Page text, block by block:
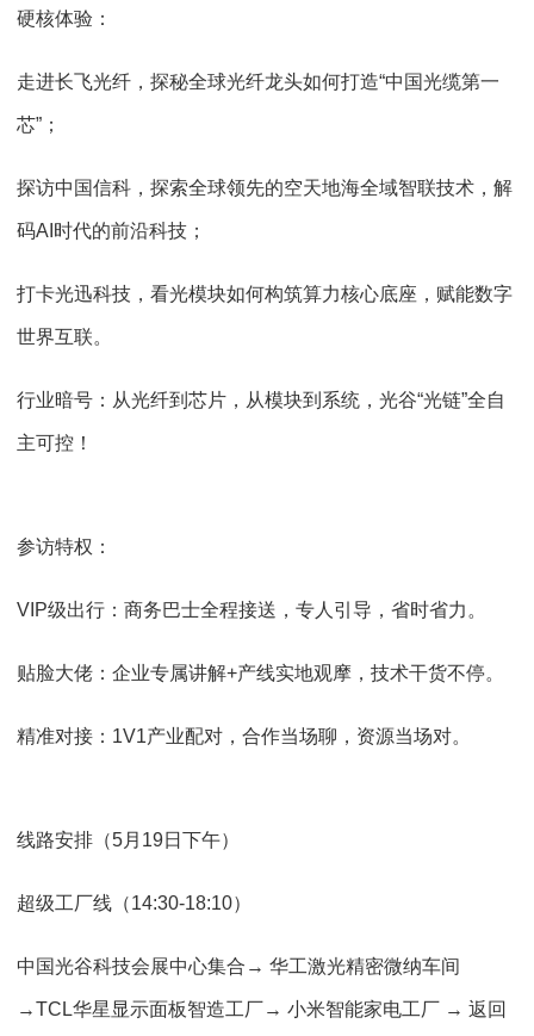
硬核体验：
走进长飞光纤，探秘全球光纤龙头如何打造“中国光缆第一
芯”；
探访中国信科，探索全球领先的空天地海全域智联技术，解
码AI时代的前沿科技；
打卡光迅科技，看光模块如何构筑算力核心底座，赋能数字
世界互联。
行业暗号：从光纤到芯片，从模块到系统，光谷“光链”全自
主可控！
参访特权：
VIP级出行：商务巴士全程接送，专人引导，省时省力。
贴脸大佬：企业专属讲解+产线实地观摩，技术干货不停。
精准对接：1V1产业配对，合作当场聊，资源当场对。
线路安排（5月19日下午）
超级工厂线（14:30-18:10）
中国光谷科技会展中心集合→ 华工激光精密微纳车间
→TCL华星显示面板智造工厂→ 小米智能家电工厂 → 返回